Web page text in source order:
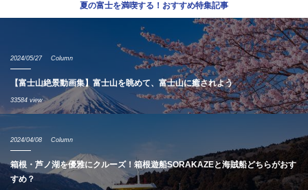
夏の富士を満喫する！おすすめ特集記事
2024/05/27 Column
【富士山絶景動画集】富士山を眺めて、富士山に癒されよう
33584 view
2024/04/08 Column
箱根・芦ノ湖を優雅にクルーズ！箱根遊船SORAKAZEと海賊船どちらがおす
すめ？